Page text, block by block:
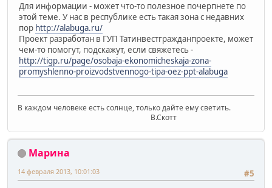
Для информации - может что-то полезное почерпнете по
этой теме. У нас в республике есть такая зона с недавних
пор http://alabuga.ru/
Проект разработан в ГУП Татинвестгражданпроекте, может
чем-то помогут, подскажут, если свяжетесь -
http://tigp.ru/page/osobaja-ekonomicheskaja-zona-
promyshlenno-proizvodstvennogo-tipa-oez-ppt-alabuga
В каждом человеке есть солнце, только дайте ему светить.
В.Скотт
Марина
#5
14 февраля 2013, 10:01:03